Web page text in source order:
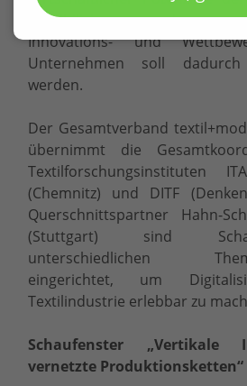
sensibilisieren und zu
Innovations- und
Unternehmen soll
werden.
Der Gesamtverband
übernimmt die
Textilforschungsinstituten
(Chemnitz) und DITF
Querschnittspartner Hahn-
(Stuttgart) sind
unterschiedlichen
eingerichtet, um
Textilindustrie erlebbar zu
Schaufenster „Vertikale
vernetzte Produktionsketten“